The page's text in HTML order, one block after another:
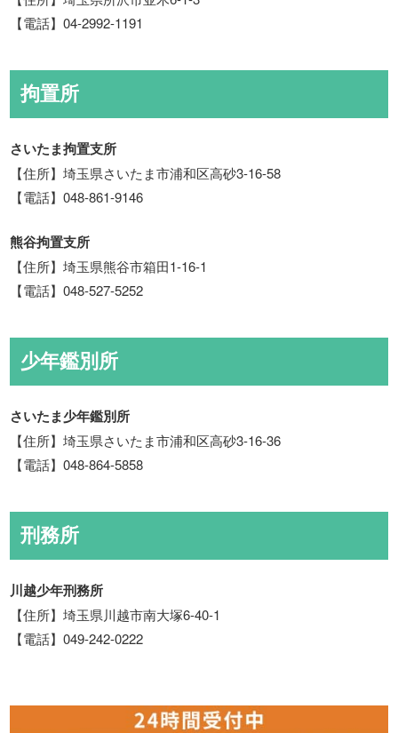
【電話】04-2992-1191
拘置所
さいたま拘置支所
【住所】埼玉県さいたま市浦和区高砂3-16-58
【電話】048-861-9146
熊谷拘置支所
【住所】埼玉県熊谷市箱田1-16-1
【電話】048-527-5252
少年鑑別所
さいたま少年鑑別所
【住所】埼玉県さいたま市浦和区高砂3-16-36
【電話】048-864-5858
刑務所
川越少年刑務所
【住所】埼玉県川越市南大塚6-40-1
【電話】049-242-0222